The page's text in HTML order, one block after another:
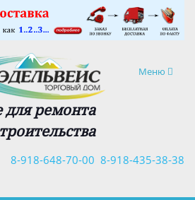
Навигация
Меню
для ремонта
8-918-435-38-38
8-918-648-70-00
×